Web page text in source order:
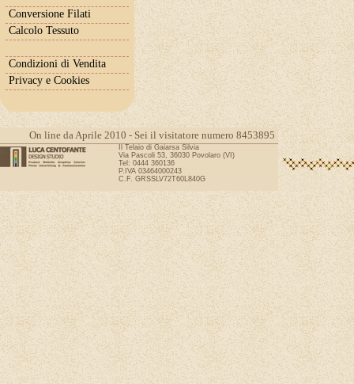
Conversione Filati
Calcolo Tessuto
Condizioni di Vendita
Privacy e Cookies
On line da Aprile 2010 - Sei il visitatore numero 8453895
Il Telaio di Gaiarsa Silvia
Via Pascoli 53, 36030 Povolaro (VI)
Tel: 0444 360136
P.IVA 03464000243
C.F. GRSSLV72T60L840G